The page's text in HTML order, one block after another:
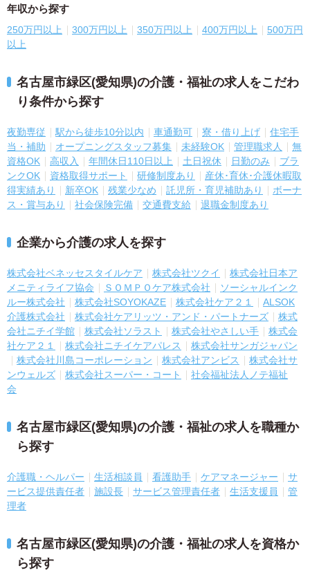
年収から探す
250万円以上 300万円以上 350万円以上 400万円以上
500万円
以上
名古屋市緑区(愛知県)の介護・福祉の求人をこだわ
り条件から探す
夜勤専従 駅から徒歩10分以内 車通勤可 寮・借り上げ
住宅手
当・補助
オープニングスタッフ募集 未経験OK 管理職求人
無
資格OK
高収入 年間休日110日以上 土日祝休 日勤のみ
ブラ
ンクOK
資格取得サポート 研修制度あり
産休･育休･介護休暇取
得実績あり
新卒OK 残業少なめ 託児所・育児補助あり
ボーナ
ス・賞与あり
社会保険完備 交通費支給 退職金制度あり
企業から介護の求人を探す
株式会社ベネッセスタイルケア 株式会社ツクイ
株式会社日本ア
メニティライフ協会
ＳＯＭＰＯケア株式会社
ソーシャルインク
ルー株式会社
株式会社SOYOKAZE 株式会社ケア２１
ALSOK
介護株式会社
株式会社ケアリッツ・アンド・パートナーズ
株式
会社ニチイ学館
株式会社ソラスト 株式会社やさしい手
株式会
社ケア２１
株式会社ニチイケアパレス
株式会社サンガジャパン
株式会社川島コーポレーション
株式会社アンビス
株式会社サ
ンウェルズ
株式会社スーパー・コート
社会福祉法人ノテ福祉
会
名古屋市緑区(愛知県)の介護・福祉の求人を職種か
ら探す
介護職・ヘルパー 生活相談員 看護助手 ケアマネージャー
サ
ービス提供責任者
施設長 サービス管理責任者 生活支援員
管
理者
名古屋市緑区(愛知県)の介護・福祉の求人を資格か
ら探す